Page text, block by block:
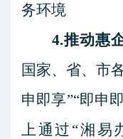
务环境
4.推动惠
国家、省、市
申即享”“即申
上通过“湘易